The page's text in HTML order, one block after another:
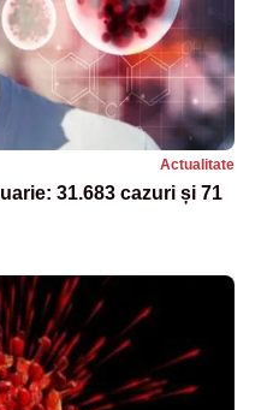
Actualitate
31.683 cazuri și 71